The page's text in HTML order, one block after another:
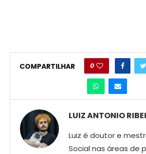
COMPARTILHAR 0
LUIZ ANTONIO
Luiz é doutor e
Social nas áreas de